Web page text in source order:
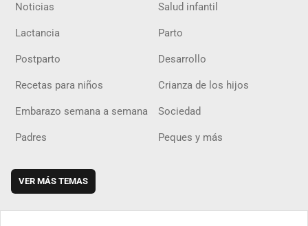
Noticias Salud infantil
Lactancia Parto
Postparto Desarrollo
Recetas para niños Crianza de los hijos
Embarazo semana a semana Sociedad
Padres Peques y más
VER MÁS TEMAS